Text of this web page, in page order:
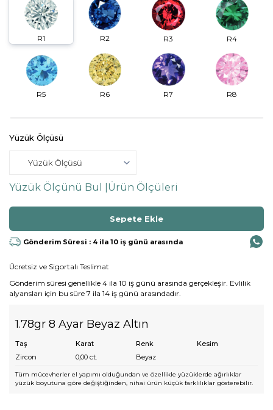
R1 R2 R3 R4
R5 R6 R7 R8
Yüzük Ölçüsü
Yüzük Ölçünü Bul | Ürün Ölçüleri
Gönderim Süresi : 4 ila 10 iş günü arasında
Ücretsiz ve Sigortalı Teslimat
Gönderim süresi genellikle 4 ila 10 iş günü arasında gerçekleşir. Evlilik
alyansları için bu süre 7 ila 14 iş günü arasındadır.
1.78gr 8 Ayar Beyaz Altın
Taş Karat Renk
Kesim
Zircon
0,00 ct. Beyaz
Tüm mücevherler el yapımı olduğundan ve özellikle yüzüklerde ağırlıklar
yüzük boyutuna göre değiştiğinden, nihai ürün küçük farklılıklar gösterebilir.